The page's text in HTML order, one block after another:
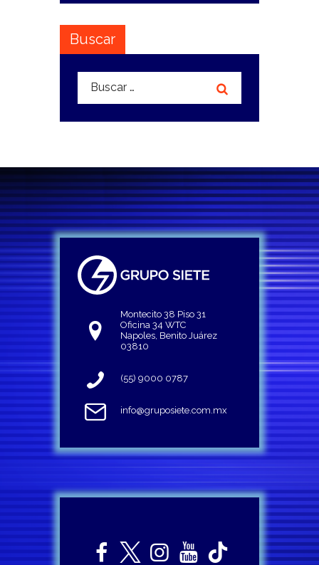
Buscar
Buscar:
Montecito 38 Piso 31
Oficina 34 WTC
Napoles, Benito Juárez
03810
(55) 9000 0787
info@gruposiete.com.mx